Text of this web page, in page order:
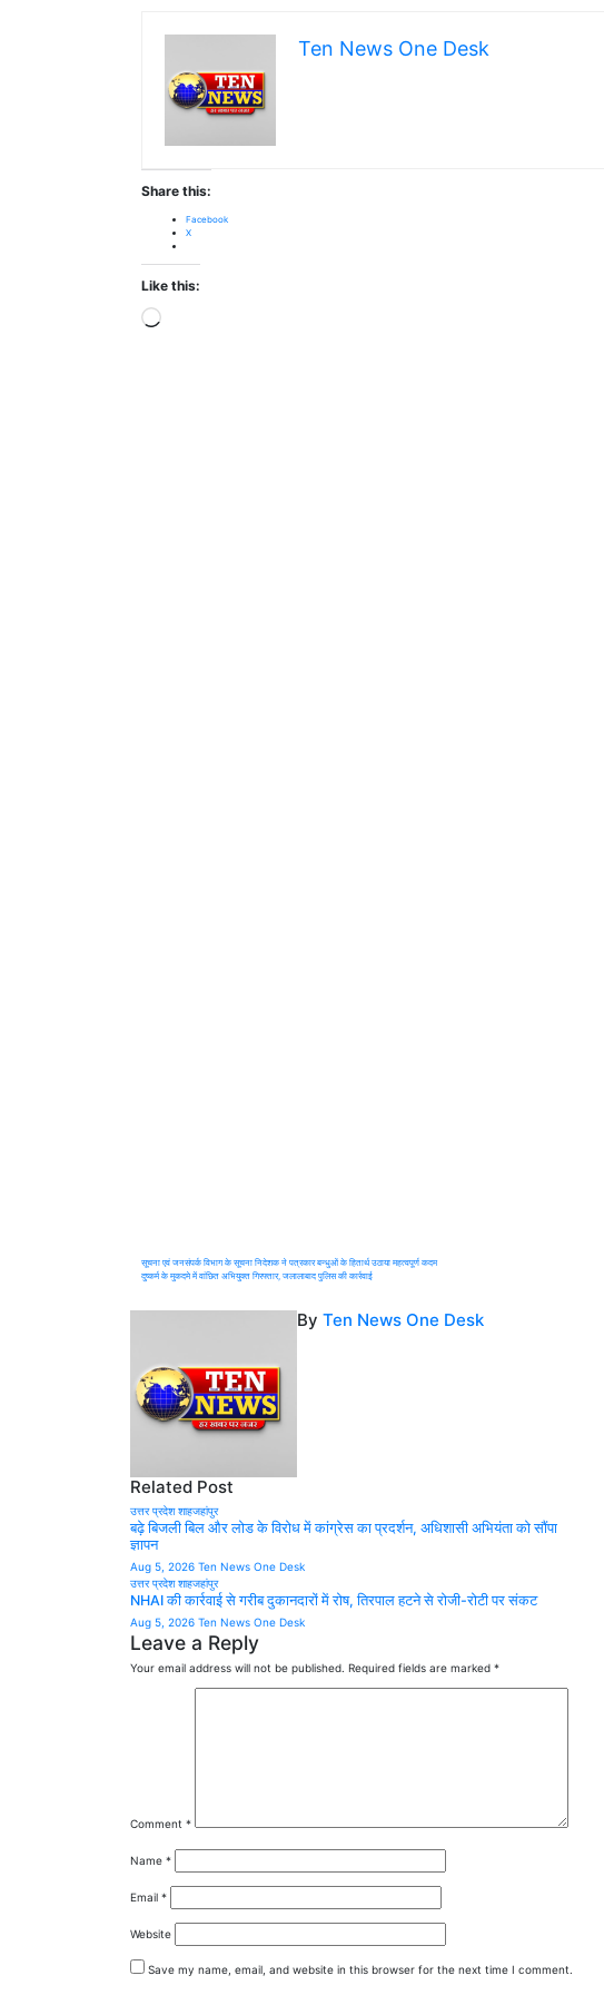
Ten News One Desk
Share this:
Facebook
X
Like this:
Post
सूचना एवं जनसंपर्क विभाग के सूचना निदेशक ने पत्रकार बन्धुओं के हितार्थ उठाया महत्वपूर्ण कदम
दुष्कर्म के मुकदमे में वांछित अभियुक्त गिरफ्तार, जलालाबाद पुलिस की कार्रवाई
By Ten News One Desk
Related Post
उत्तर प्रदेशशाहजहांपुर
बढ़े बिजली बिल और लोड के विरोध में कांग्रेस का प्रदर्शन, अधिशासी अभियंता को सौंपा
ज्ञापन
Aug 5, 2026 Ten News One Desk
उत्तर प्रदेशशाहजहांपुर
NHAI की कार्रवाई से गरीब दुकानदारों में रोष, तिरपाल हटने से रोजी-रोटी पर संकट
Aug 5, 2026 Ten News One Desk
Leave a Reply
Your email address will not be published. Required fields are marked *
Comment *
Name *
Email *
Website
Save my name, email, and website in this browser for the next time I comment.